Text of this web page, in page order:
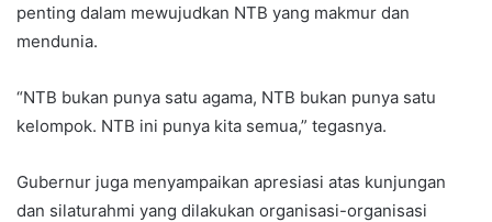
penting dalam mewujudkan NTB yang makmur dan
mendunia.
“NTB bukan punya satu agama, NTB bukan punya satu
kelompok. NTB ini punya kita semua,” tegasnya.
Gubernur juga menyampaikan apresiasi atas kunjungan
dan silaturahmi yang dilakukan organisasi-organisasi